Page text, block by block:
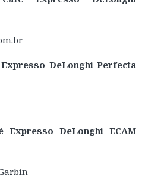
DeLonghi Perfecta
Expresso DeLonghi ECAM